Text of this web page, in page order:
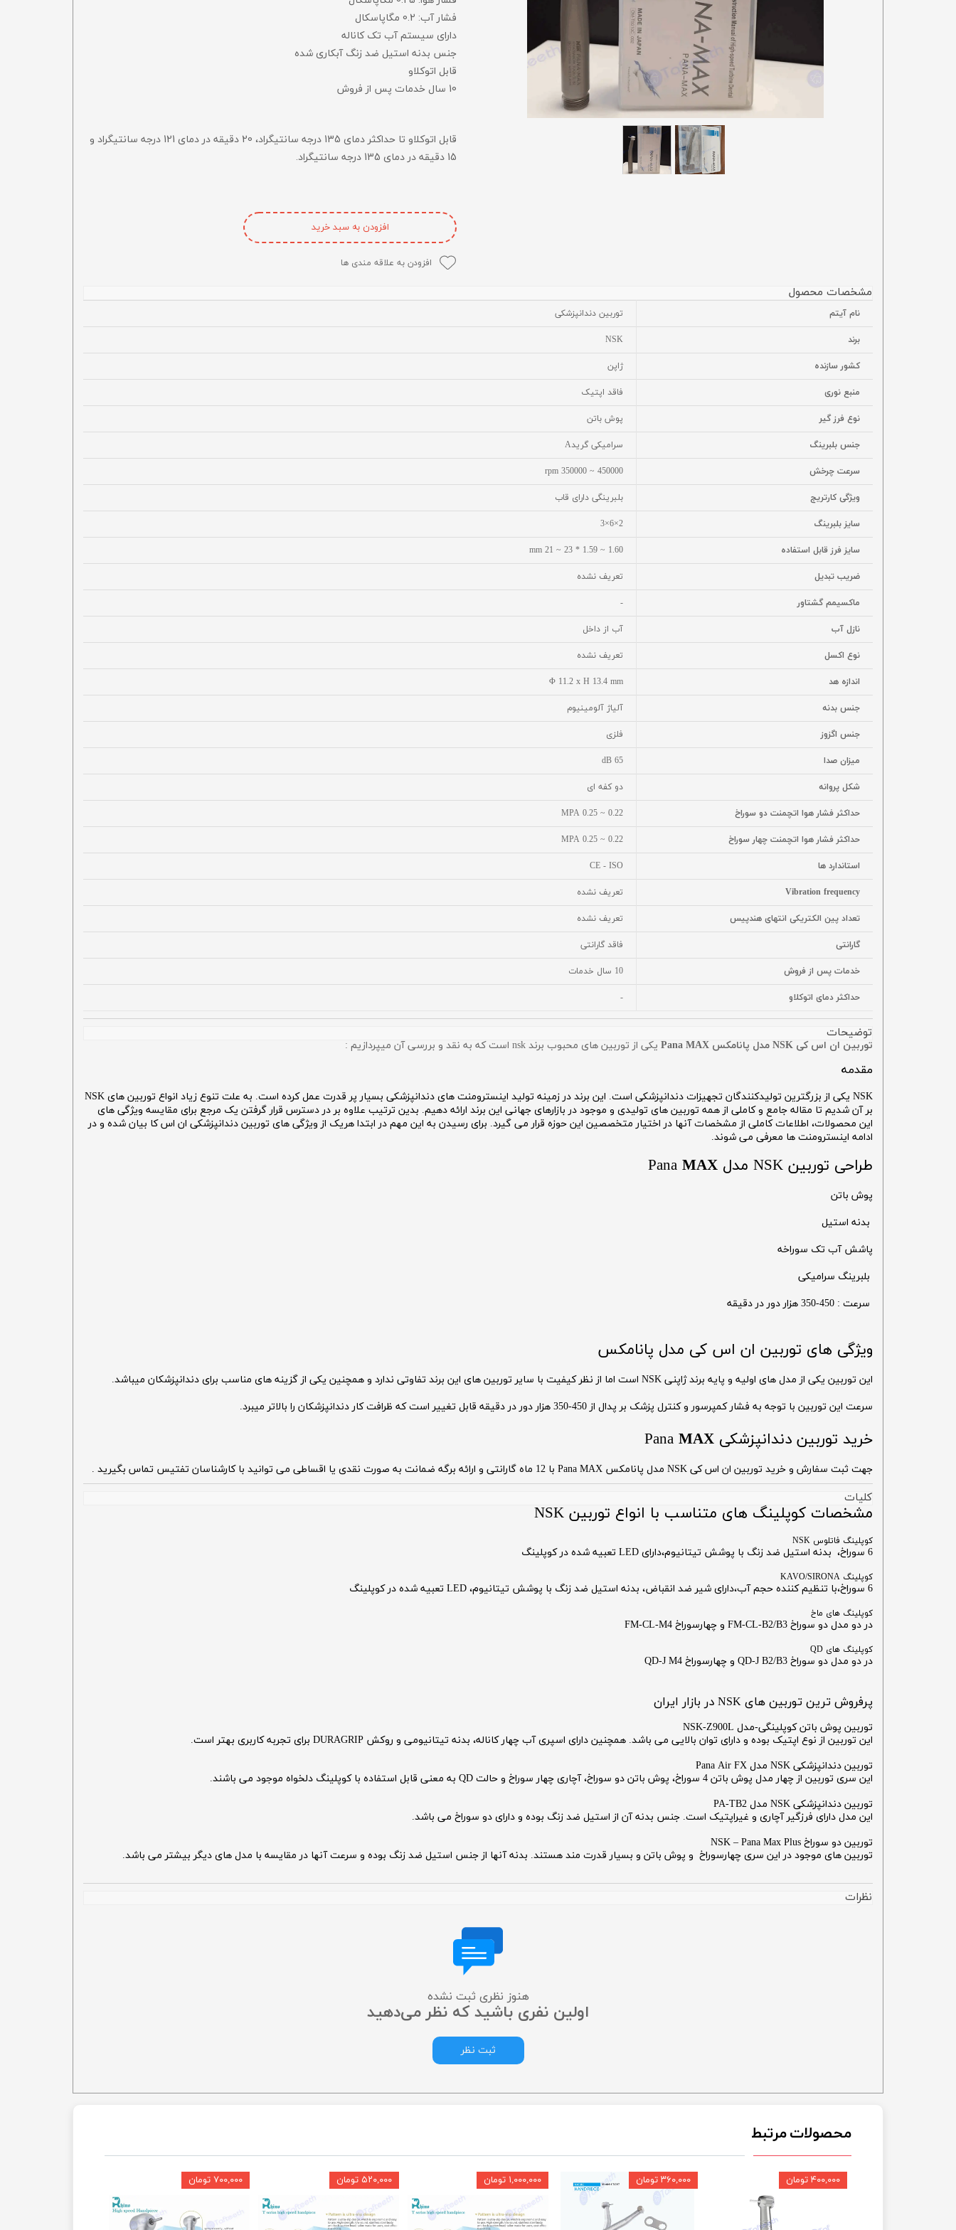
لایت متر
میکروسکوپ
عکاسی دندانپزشکی
فشار آب: 0.2 مگاپاسکال
دارای سیستم آب تک کاناله
جنس بدنه استیل ضد زنگ آبکاری شده
قابل اتوکلاو
10 سال خدمات پس از فروش
قابل اتوکلاو تا حداکثر دمای 135 درجه سانتیگراد، 20 دقیقه در دمای 121 درجه سانتیگراد و
15 دقیقه در دمای 135 درجه سانتیگراد.
افزودن به سبد خرید
افزودن به علاقه مندی ها
مشخصات محصول
نام آیتم توربین دندانپزشکی
برند NSK
کشور سازنده ژاپن
منبع نوری فاقد اپتیک
نوع فرز گیر پوش باتن
جنس بلبرینگ سرامیکی گریدA
سرعت چرخش 450000 ~ 350000 rpm
ویژگی کارتریج بلبرینگی دارای قاب
سایز بلبرینگ 2×6×3
سایز فرز قابل استفاده 1.60 ~ 1.59 * 23 ~ 21 mm
ضریب تبدیل تعریف نشده
ماکسیمم گشتاور -
نازل آب آب از داخل
نوع اکسل تعریف نشده
اندازه هد Φ 11.2 x H 13.4 mm
جنس بدنه آلیاژ آلومینیوم
جنس اگزوز فلزی
میزان صدا 65 dB
شکل پروانه دو کفه ای
حداکثر فشار هوا اتچمنت دو سوراخ 0.22 ~ 0.25 MPA
حداکثر فشار هوا اتچمنت چهار سوراخ 0.22 ~ 0.25 MPA
استاندارد ها CE - ISO
Vibration frequency تعریف نشده
تعداد پین الکتریکی انتهای هندپیس تعریف نشده
گارانتی فاقد گارانتی
خدمات پس از فروش 10 سال خدمات
حداکثر دمای اتوکلاو -
توضیحات
توربین ان اس کی NSK مدل پانامکس Pana MAX یکی از توربین های محبوب برند nsk است که به نقد و بررسی آن میپردازیم :
مقدمه
NSK یکی از بزرگترین تولیدکنندگان تجهیزات دندانپزشکی است. این برند در زمینه تولید اینسترومنت های دندانپزشکی بسیار پر قدرت عمل کرده است. به علت تنوع زیاد انواع توربین های NSK
بر آن شدیم تا مقاله جامع و کاملی از همه توربین های تولیدی و موجود در بازارهای جهانی این برند ارائه دهیم. بدین ترتیب علاوه بر در دسترس قرار گرفتن یک مرجع برای مقایسه ویژگی های
این محصولات، اطلاعات کاملی از مشخصات آنها در اختیار متخصصین این حوزه قرار می گیرد. برای رسیدن به این مهم در ابتدا هریک از ویژگی های توربین دندانپزشکی ان اس کا بیان شده و در
ادامه اینسترومنت ها معرفی می شوند.
طراحی توربین NSK مدل Pana MAX
پوش باتن
بدنه استیل
پاشش آب تک سوراخه
بلبرینگ سرامیکی
سرعت : 450-350 هزار دور در دقیقه
ویژگی های توربین ان اس کی مدل پانامکس
این توربین یکی از مدل های اولیه و پایه برند ژاپنی NSK است اما از نظر کیفیت با سایر توربین های این برند تفاوتی ندارد و همچنین یکی از گزینه های مناسب برای دندانپزشکان میباشد.
سرعت این توربین با توجه به فشار کمپرسور و کنترل پزشک بر پدال از 450-350 هزار دور در دقیقه قابل تغییر است که ظرافت کار دندانپزشکان را بالاتر میبرد.
خرید توربین دندانپزشکی Pana MAX
جهت ثبت سفارش و خرید توربین ان اس کی NSK مدل پانامکس Pana MAX با 12 ماه گارانتی و ارائه برگه ضمانت به صورت نقدی یا اقساطی می توانید با کارشناسان تفتیس تماس بگیرید .
کلیات
مشخصات کوپلینگ های متناسب با انواع توربین NSK
کوپلینگ فاتلوس NSK
6 سوراخ، بدنه استیل ضد زنگ با پوشش تیتانیوم،دارای LED تعبیه شده در کوپلینگ
کوپلینگ KAVO/SIRONA
6 سوراخ،با تنظیم کننده حجم آب،دارای شیر ضد انقباض، بدنه استیل ضد زنگ با پوشش تیتانیوم، LED تعبیه شده در کوپلینگ
کوپلینگ های ماخ
در دو مدل دو سوراخ FM-CL-B2/B3 و چهارسوراخ FM-CL-M4
کوپلینگ های QD
در دو مدل دو سوراخ QD-J B2/B3 و چهارسوراخ QD-J M4
پرفروش ترین توربین های NSK در بازار ایران
توربین پوش باتن کوپلینگی-مدل NSK-Z900L
این توربین از نوع اپتیک بوده و دارای توان بالایی می باشد. همچنین دارای اسپری آب چهار کاناله، بدنه تیتانیومی و روکش DURAGRIP برای تجربه کاربری بهتر است.
توربین دندانپزشکی NSK مدل Pana Air FX
این سری توربین از چهار مدل پوش باتن 4 سوراخ، پوش باتن دو سوراخ، آچاری چهار سوراخ و حالت QD به معنی قابل استفاده با کوپلینگ دلخواه موجود می باشند.
توربین دندانپزشکی NSK مدل PA-TB2
این مدل دارای فرزگیر آچاری و غیراپتیک است. جنس بدنه آن از استیل ضد زنگ بوده و دارای دو سوراخ می باشد.
توربین دو سوراخ NSK – Pana Max Plus
توربین های موجود در این سری چهارسوراخ و پوش باتن و بسیار قدرت مند هستند. بدنه آنها از جنس استیل ضد زنگ بوده و سرعت آنها در مقایسه با مدل های دیگر بیشتر می باشد.
نظرات
هنوز نظری ثبت نشده
اولین نفری باشید که نظر می‌دهید
ثبت نظر
محصولات مرتبط
۷۰۰,۰۰۰ تومان ۵۲۰,۰۰۰ تومان ۱,۰۰۰,۰۰۰ تومان ۳۶۰,۰۰۰ تومان ۴۰۰,۰۰۰ تومان